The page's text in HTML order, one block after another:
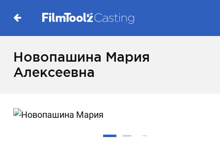
Новопашина Мария
Алексеевна